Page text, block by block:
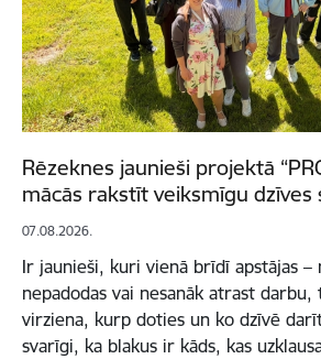
Rēzeknes jaunieši projektā
mācās rakstīt veiksmīgu dzīves
07.08.2026.
Ir jaunieši, kuri vienā brīdī apstājas –
nepadodas vai nesanāk atrast
virziena, kurp doties un ko dzīvē
svarīgi, ka blakus ir kāds, kas